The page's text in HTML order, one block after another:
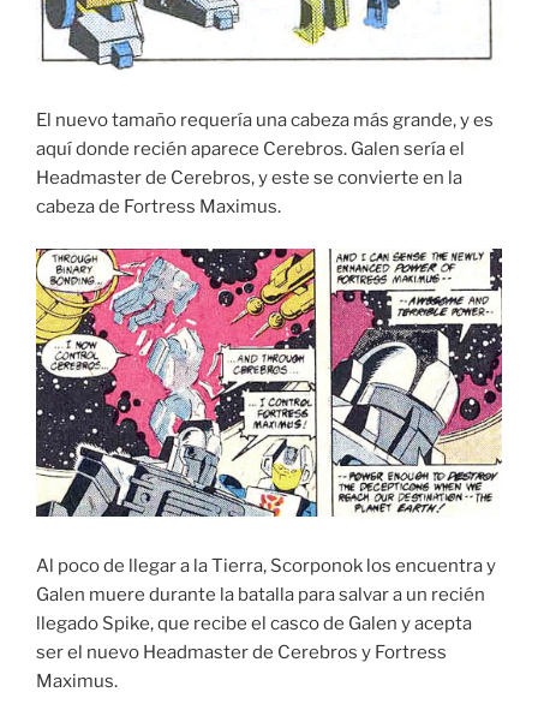
El nuevo tamaño requería una cabeza más grande, y es
aquí donde recién aparece Cerebros. Galen sería el
Headmaster de Cerebros, y este se convierte en la
cabeza de Fortress Maximus.
Al poco de llegar a la Tierra, Scorponok los encuentra y
Galen muere durante la batalla para salvar a un recién
llegado Spike, que recibe el casco de Galen y acepta
ser el nuevo Headmaster de Cerebros y Fortress
Maximus.